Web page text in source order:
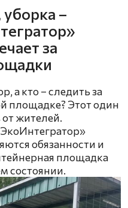
–
за
а кто – следить за
площадке? Этот один
жителей.
обязанности и
площадка
состоянии.